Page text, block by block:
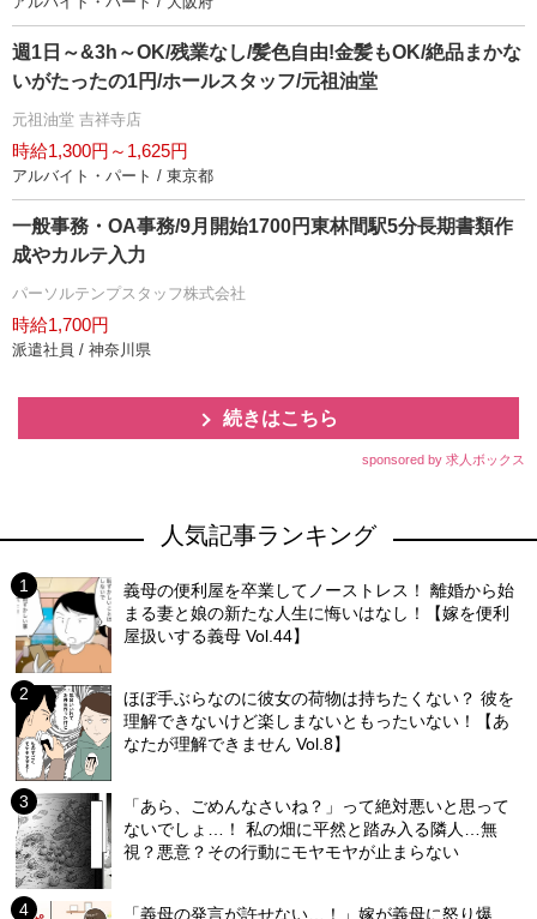
週1日～&3h～OK/残業なし/髪色自由!金髪もOK/絶品まかな
いがたったの1円/ホールスタッフ/元祖油堂
元祖油堂 吉祥寺店
時給1,300円～1,625円
アルバイト・パート / 東京都
一般事務・OA事務/9月開始1700円東林間駅5分長期書類作
成やカルテ入力
パーソルテンプスタッフ株式会社
時給1,700円
派遣社員 / 神奈川県
続きはこちら
sponsored by 求人ボックス
人気記事ランキング
義母の便利屋を卒業してノーストレス！ 離婚から始
まる妻と娘の新たな人生に悔いはなし！【嫁を便利
屋扱いする義母 Vol.44】
ほぼ手ぶらなのに彼女の荷物は持ちたくない？ 彼を
理解できないけど楽しまないともったいない！【あ
なたが理解できません Vol.8】
「あら、ごめんなさいね？」って絶対悪いと思って
ないでしょ…！ 私の畑に平然と踏み入る隣人…無
視？悪意？その行動にモヤモヤが止まらない
「義母の発言が許せない…！」嫁が義母に怒り爆